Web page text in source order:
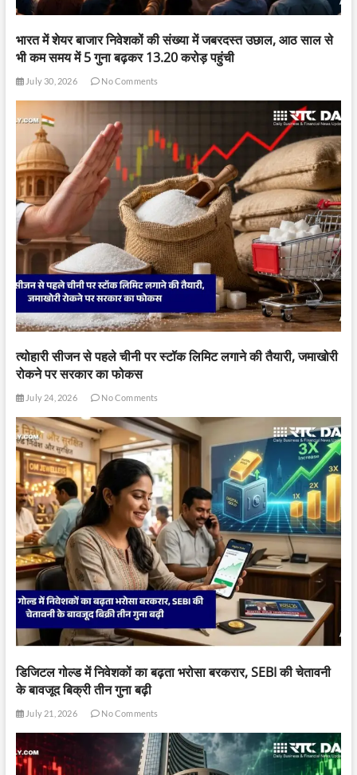
भारत में शेयर बाजार निवेशकों की संख्या में जबरदस्त उछाल, आठ साल से
भी कम समय में 5 गुना बढ़कर 13.20 करोड़ पहुंची
July 30, 2026 No Comments
त्योहारी सीजन से पहले चीनी पर स्टॉक लिमिट लगाने की तैयारी, जमाखोरी
रोकने पर सरकार का फोकस
July 24, 2026 No Comments
डिजिटल गोल्ड में निवेशकों का बढ़ता भरोसा बरकरार, SEBI की चेतावनी
के बावजूद बिक्री तीन गुना बढ़ी
July 21, 2026 No Comments